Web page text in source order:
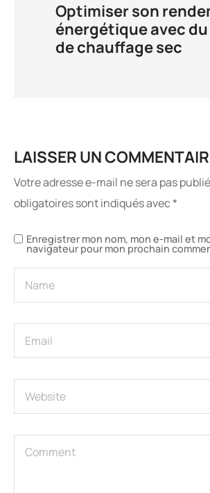
Optimiser son
énergétique avec
de chauffage sec
LAISSER UN
Votre adresse e-mail ne sera pas
obligatoires sont indiqués avec*
Enregistrer mon nom, mon e-mail et
navigateur pour mon prochain